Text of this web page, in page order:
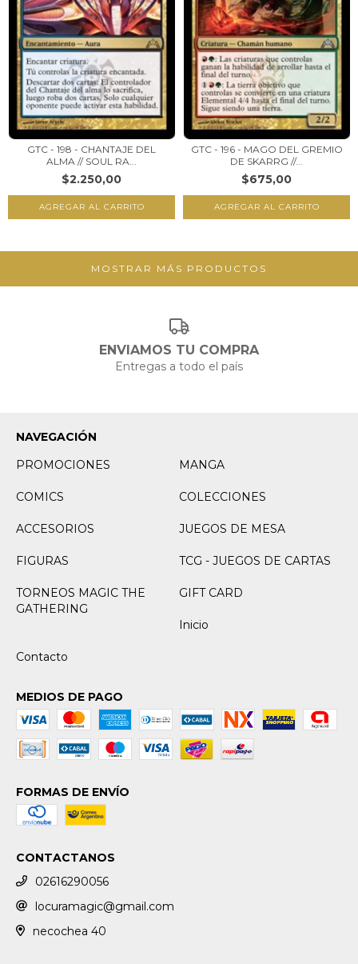
GTC - 198 - CHANTAJE DEL
ALMA // SOUL RA...
$2.250,00
GTC - 196 - MAGO DEL GREMIO
DE SKARRG //...
$675,00
MOSTRAR MÁS PRODUCTOS
ENVIAMOS TU COMPRA
Entregas a todo el país
NAVEGACIÓN
PROMOCIONES
MANGA
COMICS COLECCIONES
ACCESORIOS JUEGOS DE MESA
FIGURAS TCG - JUEGOS DE CARTAS
TORNEOS MAGIC THE
GATHERING
GIFT CARD
Inicio
Contacto
MEDIOS DE PAGO
FORMAS DE ENVÍO
CONTACTANOS
02616290056
locuramagic@gmail.com
necochea 40